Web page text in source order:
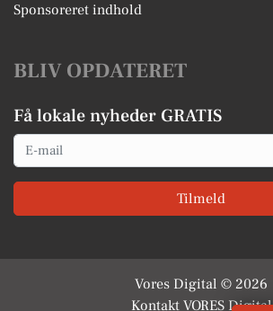
Sponsoreret indhold
BLIV OPDATERET
Få lokale nyheder GRATIS
Email
Tilmeld
Vores Digital © 2026
Kontakt VORES Digital